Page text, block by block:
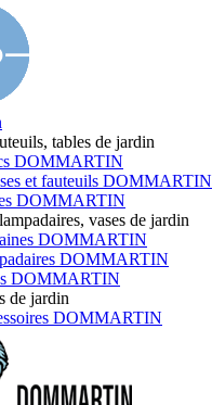
tables de jardin
DOMMARTIN
et fauteuils DOMMARTIN
DOMMARTIN
vases de jardin
DOMMARTIN
DOMMARTIN
DOMMARTIN
de jardin
DOMMARTIN